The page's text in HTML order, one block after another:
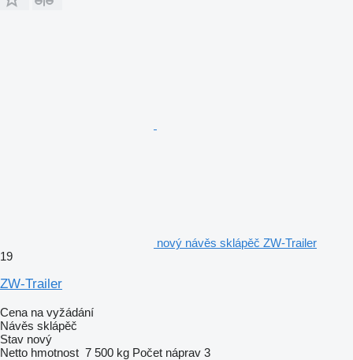
nový návěs sklápěč ZW-Trailer
19
ZW-Trailer
Cena na vyžádání
Návěs sklápěč
Stav nový
Netto hmotnost 7 500 kg Počet náprav 3